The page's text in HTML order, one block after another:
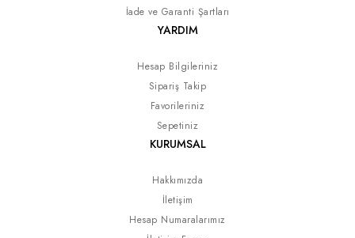
İade ve Garanti Şartları
YARDIM
Hesap Bilgileriniz
Sipariş Takip
Favorileriniz
Sepetiniz
KURUMSAL
Hakkımızda
İletişim
Hesap Numaralarımız